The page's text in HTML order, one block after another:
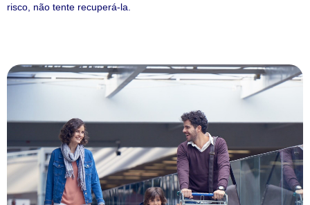
risco, não tente recuperá-la.